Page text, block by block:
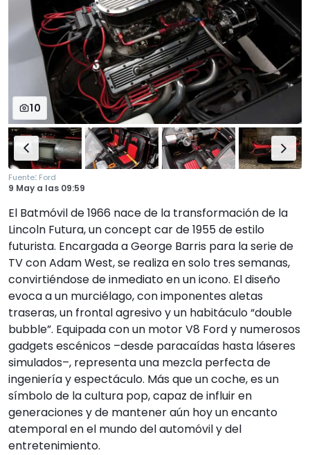
10
Fuente: Ford
9 May a las 09:59
El Batmóvil de 1966 nace de la transformación de la
Lincoln Futura, un concept car de 1955 de estilo
futurista. Encargada a George Barris para la serie de
TV con Adam West, se realiza en solo tres semanas,
convirtiéndose de inmediato en un icono. El diseño
evoca a un murciélago, con imponentes aletas
traseras, un frontal agresivo y un habitáculo “double
bubble”. Equipada con un motor V8 Ford y numerosos
gadgets escénicos –desde paracaídas hasta láseres
simulados–, representa una mezcla perfecta de
ingeniería y espectáculo. Más que un coche, es un
símbolo de la cultura pop, capaz de influir en
generaciones y de mantener aún hoy un encanto
atemporal en el mundo del automóvil y del
entretenimiento.